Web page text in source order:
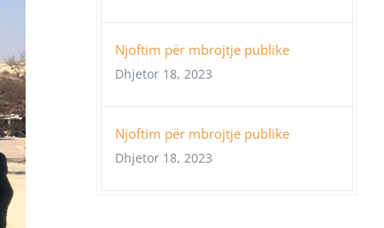
Njoftim për mbrojtje publike
Dhjetor 18, 2023
Njoftim për mbrojtje publike
Dhjetor 18, 2023